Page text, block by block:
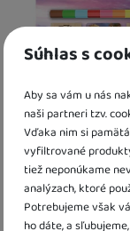
Súhlas s
Aby sa vám u nás
naši partneri tzv.
Vďaka nim si
vyfiltrované
tiež neponúkame
analýzach, ktoré
Potrebujeme však
ho dáte, a
Pečiatky 5+1 s
Ľadové
6,50 €
5,85€s kódemJM10